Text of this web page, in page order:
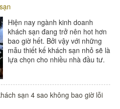
Hiện nay ngành kinh doanh
khách sạn đang trở nên hot hơn
bao giờ hết. Bởi vậy với những
mẫu thiết kế khách sạn nhỏ sẽ là
lựa chọn cho nhiều nhà đầu tư.
#thiết bị phòng tắm
sạn 4 sao không bao giờ lỗi